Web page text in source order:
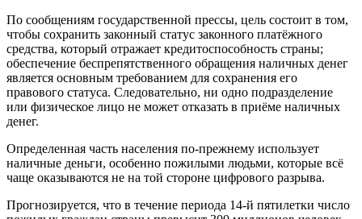
По сообщениям государственной прессы, цель состоит в том,
чтобы сохранить законный статус законного платёжного
средства, который отражает кредитоспособность страны;
обеспечение беспрепятственного обращения наличных денег
является основным требованием для сохранения его
правового статуса. Следовательно, ни одно подразделение
или физическое лицо не может отказать в приёме наличных
денег.
Определенная часть населения по-прежнему использует
наличные деньги, особенно пожилыми людьми, которые всё
чаще оказываются не на той стороне цифрового разрыва.
Прогнозируется, что в течение периода 14-й пятилетки число